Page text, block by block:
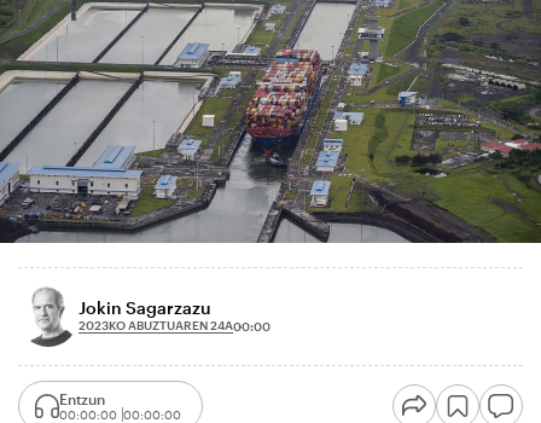
Jokin Sagarzazu
2023KO ABUZTUAREN 24A00:00
Entzun
00:00:00 00:00:00